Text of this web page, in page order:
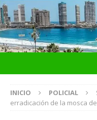
INICIO POLICIAL
erradicación de la mosca